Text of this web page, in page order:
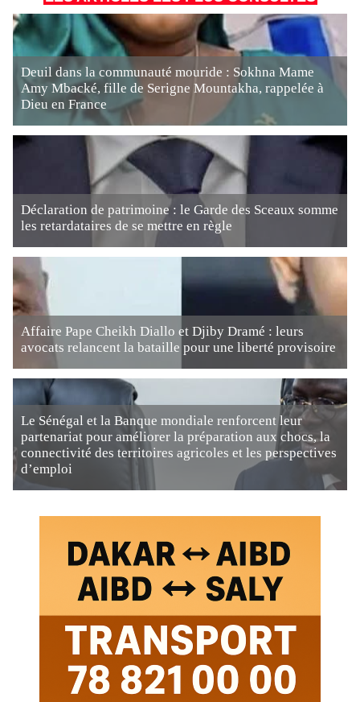
Deuil dans la communauté mouride : Sokhna Mame
Amy Mbacké, fille de Serigne Mountakha, rappelée à
Dieu en France
Déclaration de patrimoine : le Garde des Sceaux somme
les retardataires de se mettre en règle
Affaire Pape Cheikh Diallo et Djiby Dramé : leurs
avocats relancent la bataille pour une liberté provisoire
Le Sénégal et la Banque mondiale renforcent leur
partenariat pour améliorer la préparation aux chocs, la
connectivité des territoires agricoles et les perspectives
d’emploi